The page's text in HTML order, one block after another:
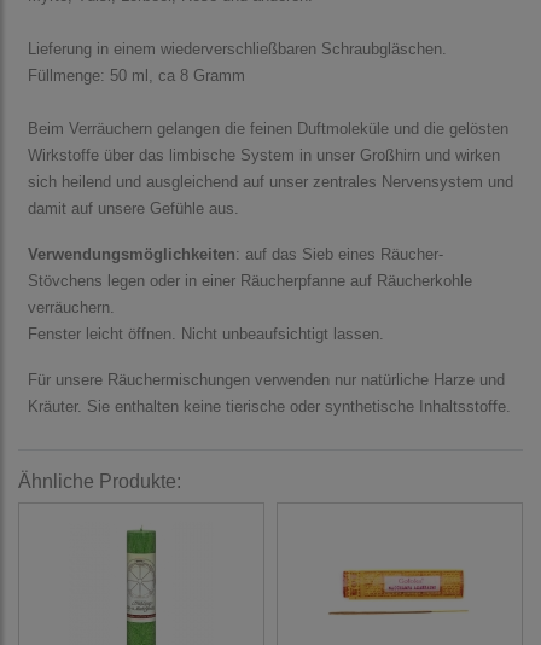
Lieferung in einem wiederverschließbaren Schraubgläschen.
Füllmenge: 50 ml, ca 8 Gramm
Beim Verräuchern gelangen die feinen Duftmoleküle und die gelösten
Wirkstoffe über das limbische System in unser Großhirn und wirken
sich heilend und ausgleichend auf unser zentrales Nervensystem und
damit auf unsere Gefühle aus.
Verwendungsmöglichkeiten: auf das Sieb eines Räucher-
Stövchens legen oder in einer Räucherpfanne auf Räucherkohle
verräuchern.
Fenster leicht öffnen. Nicht unbeaufsichtigt lassen.
Für unsere Räuchermischungen verwenden nur natürliche Harze und
Kräuter. Sie enthalten keine tierische oder synthetische Inhaltsstoffe.
Ähnliche Produkte: